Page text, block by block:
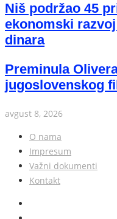
Niš podržao 45
ekonomski
dinara
Preminula
jugoslovenskog
avgust 8, 2026
O nama
Impresum
Važni dokumenti
Kontakt